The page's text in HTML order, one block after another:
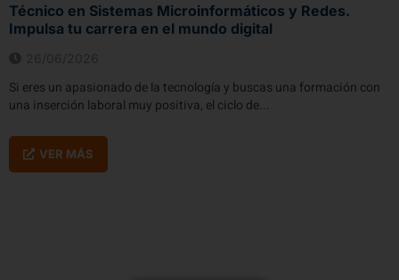
Técnico en Sistemas Microinformáticos y Redes.
Impulsa tu carrera en el mundo digital
Si eres un apasionado de la tecnología y buscas una formación con
una inserción laboral muy positiva, el ciclo de...
VER MÁS